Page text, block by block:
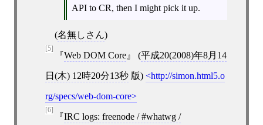
API to CR, then I might pick it up.
(名無しさん)
[5]
Web DOM Core (平成20(2008)年8月14
日(木) 12時20分13秒版) http://simon.html5.o
rg/specs/web-dom-core
[6]
IRC logs: freenode / #whatwg /